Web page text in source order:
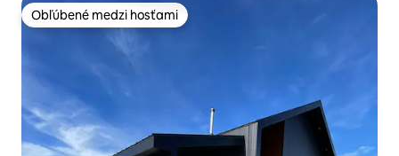
Obľúbené medzi hosťami
Obľúbené medzi hosťami